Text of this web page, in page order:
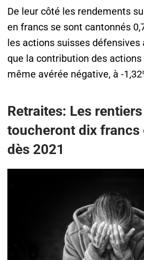
De leur côté les rendements
en francs se sont cantonnés
les actions suisses défensives
que la contribution des
même avérée négative, à -
Retraites: Les rentiers
toucheront dix francs
dès 2021